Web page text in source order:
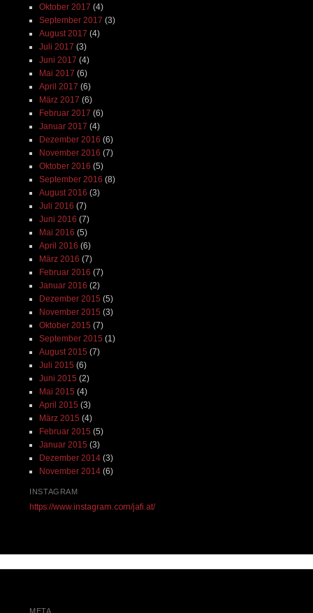
Oktober 2017 (4)
September 2017 (3)
August 2017 (4)
Juli 2017 (3)
Juni 2017 (4)
Mai 2017 (6)
April 2017 (6)
März 2017 (6)
Februar 2017 (6)
Januar 2017 (4)
Dezember 2016 (6)
November 2016 (7)
Oktober 2016 (5)
September 2016 (8)
August 2016 (3)
Juli 2016 (7)
Juni 2016 (7)
Mai 2016 (5)
April 2016 (6)
März 2016 (7)
Februar 2016 (7)
Januar 2016 (2)
Dezember 2015 (5)
November 2015 (3)
Oktober 2015 (7)
September 2015 (1)
August 2015 (7)
Juli 2015 (6)
Juni 2015 (2)
Mai 2015 (4)
April 2015 (3)
März 2015 (4)
Februar 2015 (5)
Januar 2015 (3)
Dezember 2014(3)
November 2014(6)
INSTAGRAM
https://www.instagram.com/jafi.at/
META